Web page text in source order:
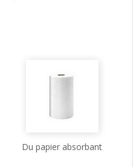
Du papier absorbant